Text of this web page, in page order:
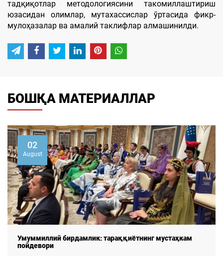
тадқиқотлар методологиясини такомиллаштириш
юзасидан олимлар, мутахассислар ўртасида фикр-
мулоҳазалар ва амалий таклифлар алмашинилди.
БОШҚА МАТЕРИАЛЛАР
02
August
Умуммиллий бирдамлик: тараққиётнинг мустаҳкам
пойдевори